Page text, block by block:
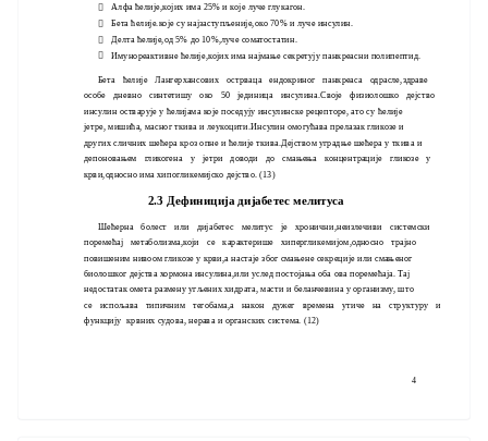
4

Алфа ћелије,којих има 25% и које луче глукагон.

Бета ћелије.које су најзаступљеније,око 70% и луче инсулин.

Делта ћелије,од 5% до 10%,луче соматостатин.

Имунореактивне ћелије,којих има најмање секретују панкреасни полипептид.
Бета ћелије Лангерхансових острваца ендокриног панкреаса одрасле,здраве
особе дневно синтетишу око 50 јединица инсулина.Своје физиолошко дејство
инсулин остварује у ћелијама које поседују инсулинске рецепторе, ато су ћелије
јетре, мишића, масног ткива и леукоцити.Инсулин омогућава прелазак гликозе и
других сличних шећера кроз опне и ћелије ткива.Дејством уградње шећера у ткива и
депоновањем гликогена у јетри доводи до смањења концентрације гликозе у
крви,односно има хипогликемијско дејство. (13)
2.3 Дефиниција дијабетес мелитуса
Шећерна болест или дијабетес мелитус је хронични,неизлечиви системски
поремећај метаболизма,који се карактерише хипергликемијом,односно трајно
повишеним нивоом гликозе у крви,а настаје због смањене секреције или смањеног
биолошког дејства хормона инсулина,или услед постојања оба ова поремећаја. Тај
недостатак омета размену угљених хидрата, масти и беланчевина у организму, што
се испољава типичним тегобама,а након дужег времена утиче на структуру и
функцију крвних судова, нерава и органских система. (12)